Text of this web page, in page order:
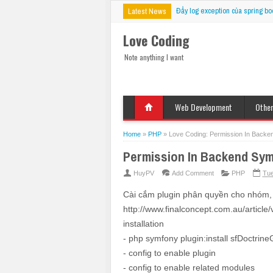
Latest News Đẩy log exception của spring
Love Coding
Note anything I want
Web Development
HTML
Javascript
jQuery
CSS
PHP
JSP
VBS
Home » PHP » Love Coding: Permission In
Permission In Backend
HuyPV Add Comment PHP
Cài cắm plugin phân quyền cho
http://www.finalconcept.com.au/
installation
- php symfony plugin:install
- config to enable plugin
- config to enable related modules